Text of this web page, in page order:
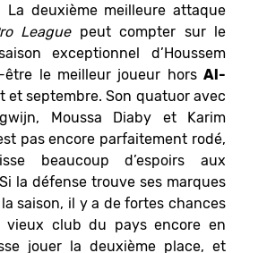
La deuxième meilleure attaque
League peut compter sur le
exceptionnel d’Houssem
être le meilleur joueur hors Al-
et septembre. Son quatuor avec
Moussa Diaby et Karim
pas encore parfaitement rodé,
beaucoup d’espoirs aux
la défense trouve ses marques
saison, il y a de fortes chances
club du pays encore en
jouer la deuxième place, et